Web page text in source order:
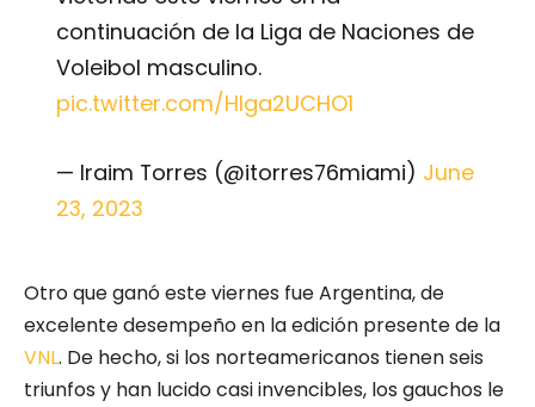
continuación de la Liga de Naciones de
Voleibol masculino.
pic.twitter.com/HIga2UCHO1
— Iraim Torres (@itorres76miami) June
23, 2023
Otro que ganó este viernes fue Argentina, de
excelente desempeño en la edición presente de la
VNL. De hecho, si los norteamericanos tienen seis
triunfos y han lucido casi invencibles, los gauchos le